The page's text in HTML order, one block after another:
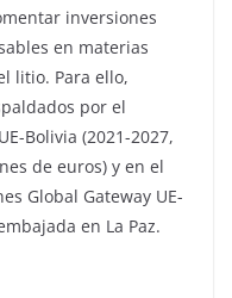
inversiones
en materias
litio. Para ello,
por el
Bolivia (2021-2027,
de euros) y en el
Global Gateway UE-
en La Paz.